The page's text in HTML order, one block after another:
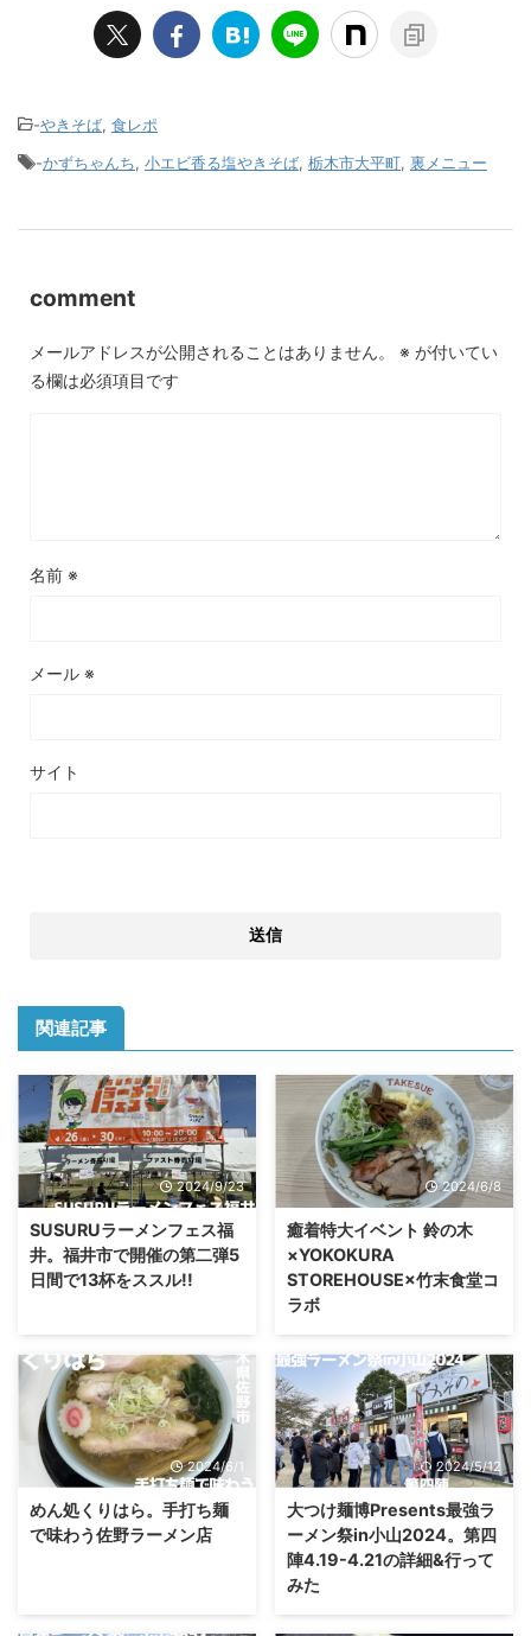
-やきそば, 食レポ
-かずちゃんち, 小エビ香る塩やきそば, 栃木市大平町, 裏メニュー
comment
メールアドレスが公開されることはありません。 ※ が付いてい
る欄は必須項目です
名前 ※
メール ※
サイト
関連記事
2024/9/23
SUSURUラーメンフェス福
井。福井市で開催の第二弾5
日間で13杯をススル!!
2024/6/8
癒着特大イベント 鈴の木
×YOKOKURA
STOREHOUSE×竹末食堂コ
ラボ
2024/6/1
めん処くりはら。手打ち麺
で味わう佐野ラーメン店
2024/5/12
大つけ麺博Presents最強ラ
ーメン祭in小山2024。第四
陣4.19-4.21の詳細&行って
みた